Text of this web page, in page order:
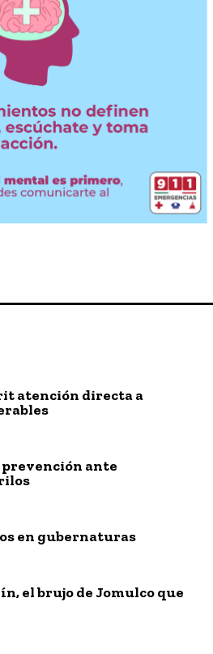
atención directa a
ante
en gubernaturas
el brujo de Jomulco que